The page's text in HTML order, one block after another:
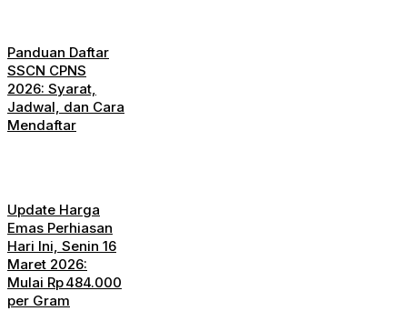
Panduan Daftar
SSCN CPNS
2026: Syarat,
Jadwal, dan Cara
Mendaftar
Update Harga
Emas Perhiasan
Hari Ini, Senin 16
Maret 2026:
Mulai Rp 484.000
per Gram